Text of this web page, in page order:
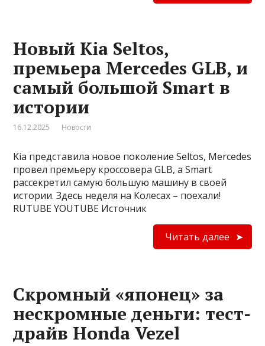
Новый Kia Seltos,
премьера Mercedes GLB, и
самый большой Smart в
истории
16.12.2025 Новости
Kia представила новое поколение Seltos, Mercedes
провел премьеру кроссовера GLB, а Smart
рассекретил самую большую машину в своей
истории. Здесь неделя на Колесах – поехали!
RUTUBE YOUTUBE Источник
Читать далее
Скромный «японец» за
нескромные деньги: тест-
драйв Honda Vezel